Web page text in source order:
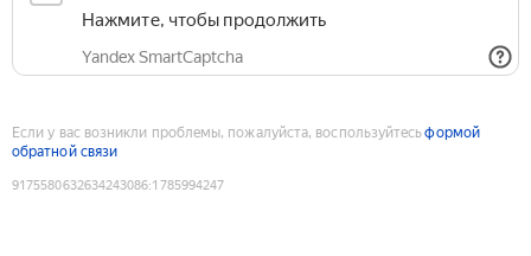
Нажмите, чтобы продолжить
Yandex SmartCaptcha
Если у вас возникли проблемы, пожалуйста, воспользуйтесьформой
обратной связи
9175580632634243086:1785994247